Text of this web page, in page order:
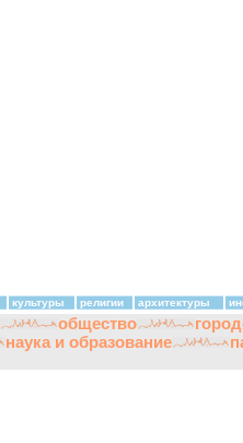
культуры религии архитектуры
общество
наука и образование